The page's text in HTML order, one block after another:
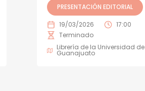
PRESENTACIÓN EDITORIAL
19/03/2026
17:00
Terminado
Librería de la Universidad de
Guanajuato